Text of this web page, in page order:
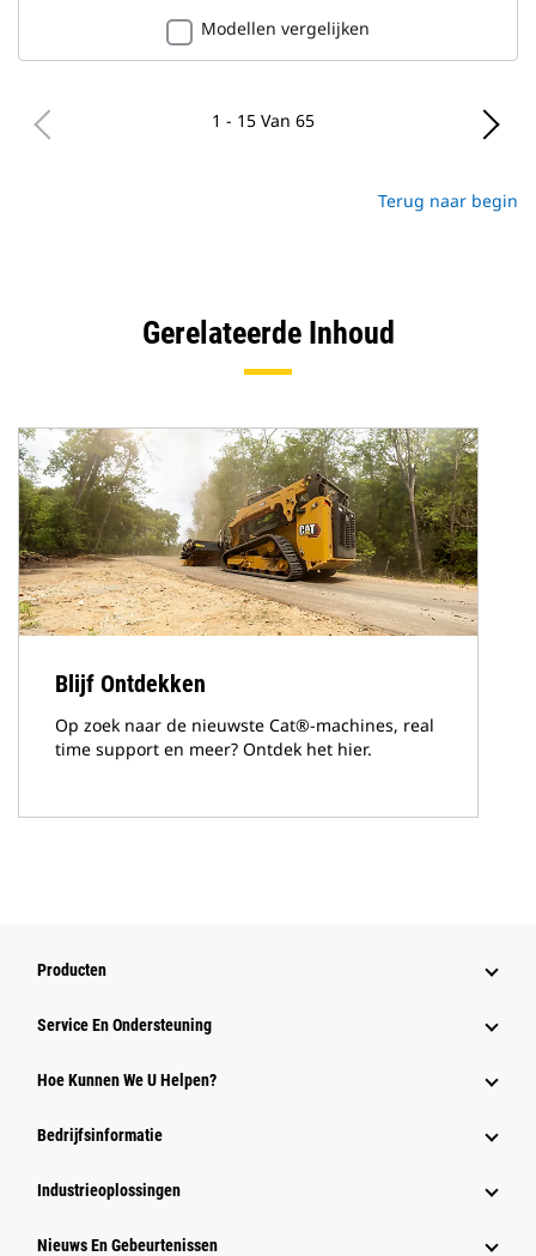
Modellen vergelijken
1 - 15 Van 65
Terug naar begin
Gerelateerde Inhoud
Blijf Ontdekken
Op zoek naar de nieuwste Cat®-machines, real
time support en meer? Ontdek het hier.
Producten
Service En Ondersteuning
Hoe Kunnen We U Helpen?
Bedrijfsinformatie
Industrieoplossingen
Nieuws En Gebeurtenissen